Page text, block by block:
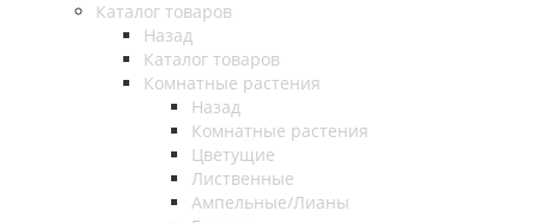
Каталог товаров
Назад
Каталог товаров
Комнатные растения
Назад
Комнатные растения
Цветущие
Лиственные
Ампельные/Лианы